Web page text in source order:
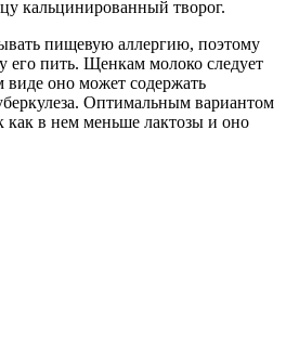
кальцинированный творог.
пищевую аллергию, поэтому
его пить. Щенкам молоко следует
виде оно может содержать
Оптимальным вариантом
как в нем меньше лактозы и оно